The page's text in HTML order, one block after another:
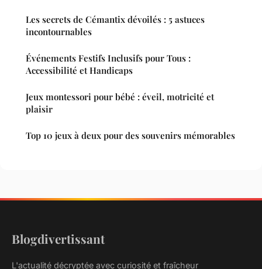
Les secrets de Cémantix dévoilés : 5 astuces
incontournables
Événements Festifs Inclusifs pour Tous :
Accessibilité et Handicaps
Jeux montessori pour bébé : éveil, motricité et
plaisir
Top 10 jeux à deux pour des souvenirs mémorables
Blogdivertissant
L'actualité décryptée avec curiosité et fraîcheur